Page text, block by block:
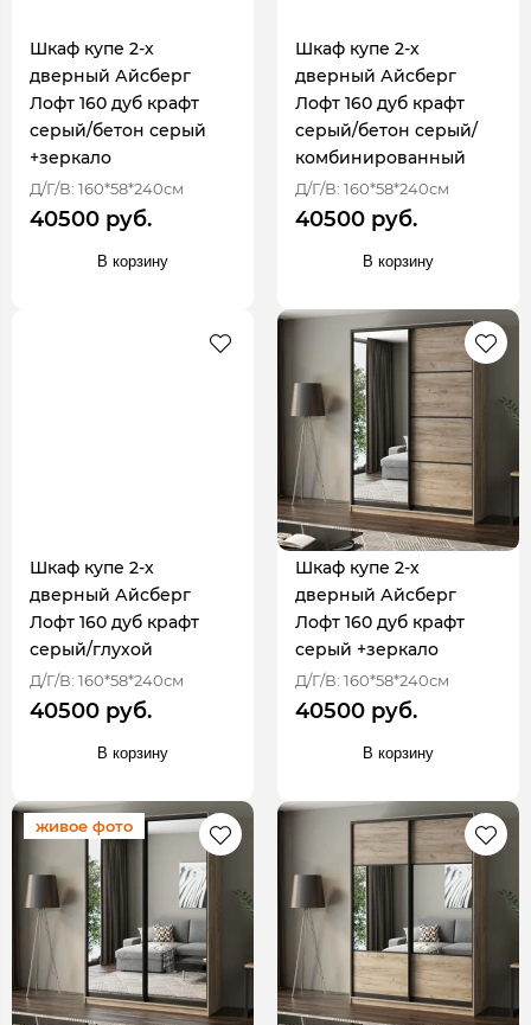
Шкаф купе 2-х
дверный Айсберг
Лофт 160 дуб крафт
серый/бетон серый
+зеркало
Д/Г/В: 160*58*240см
40500 руб.
В корзину
Шкаф купе 2-х
дверный Айсберг
Лофт 160 дуб крафт
серый/бетон серый/
комбинированный
Д/Г/В: 160*58*240см
40500 руб.
В корзину
Шкаф купе 2-х
дверный Айсберг
Лофт 160 дуб крафт
серый/глухой
Д/Г/В: 160*58*240см
40500 руб.
В корзину
Шкаф купе 2-х
дверный Айсберг
Лофт 160 дуб крафт
серый +зеркало
Д/Г/В: 160*58*240см
40500 руб.
В корзину
живое фото